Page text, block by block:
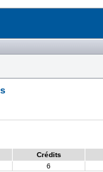
Crédits
6